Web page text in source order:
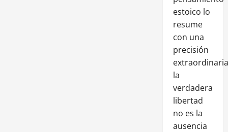
estoico lo
resume
con una
precisión
la
verdadera
libertad
no es la
ausencia